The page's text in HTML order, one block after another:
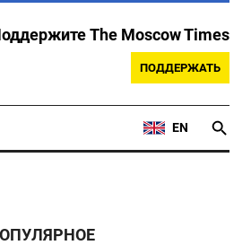
The Moscow Times
ПОДДЕРЖАТЬ
EN